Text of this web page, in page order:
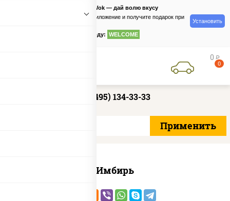
PizzaSushiWok — дай волю вкусу
Скачайте приложение и получите подарок при
по промокоду: WELCOME
Установить
0 руб
0
+7 (495) 134-33-33
Имбирь